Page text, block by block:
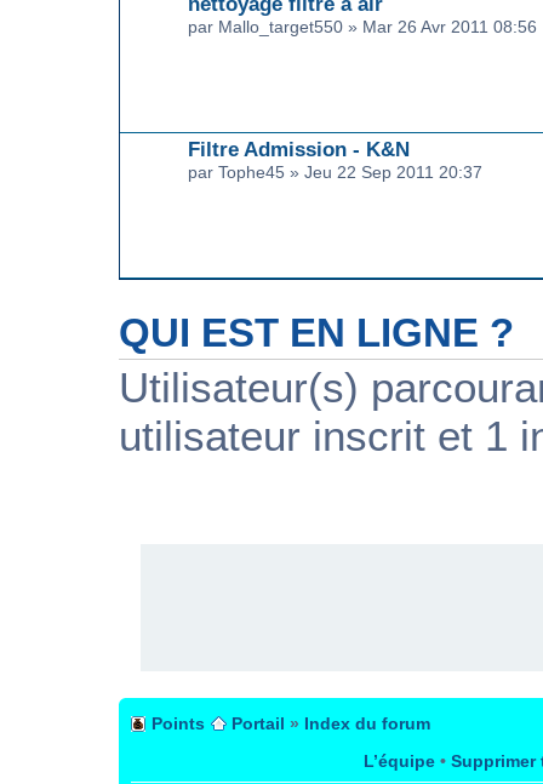
par Mallo_target550 » Mar 26 Avr 2011 08:56
Filtre Admission - K&N
par Tophe45 » Jeu 22 Sep 2011 20:37
QUI EST EN LIGNE ?
Utilisateur(s)
utilisateur inscrit et 1
Points Portail » Index du forum
L’équipe • Supprimer